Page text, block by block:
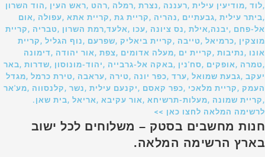
,לוד ,מודיעין עילית ,רעננה ,נצרת ,רמלה ,רהט ,ראש העין ,הוד השרון
,ביתר עילית ,גבעתיים ,נהריה ,קריית גת ,קריית אתא ,עפולה ,אום
אל-פחם ,יבנה,אילת ,נס ציונה ,עכו ,אלעד,רמת השרון ,טבריה ,קריית
מוצקין ,כרמיאל ,טייבה ,קריית ביאליק ,שפרעם ,נוף הגליל ,קריית
אונו ,נתיבות ,קריית ים ,מעלה אדומים ,צפת ,אור יהודה ,דימונה
,טמרה ,אופקים ,סח'נין ,באקה אל-גרבייה ,יהוד-מונוסון ,שדרות ,באר
יעקב ,גבעת שמואל ,ערד ,כפר יונה ,טירה ,עראבה ,טירת כרמל ,מגדל
העמק ,קריית מלאכי ,כפר קאסם ,יקנעם עילית ,נשר ,קלנסווה ,מע'אר
,קריית שמונה ,מעלות-תרשיחא ,אור עקיבא ,אריאל ,בית שאן.
לרשימה המלאה לחצו כאן >>
חנות מחשבים בסטק – משלוחים לכל ישוב
בארץ הרשימה המלאה.